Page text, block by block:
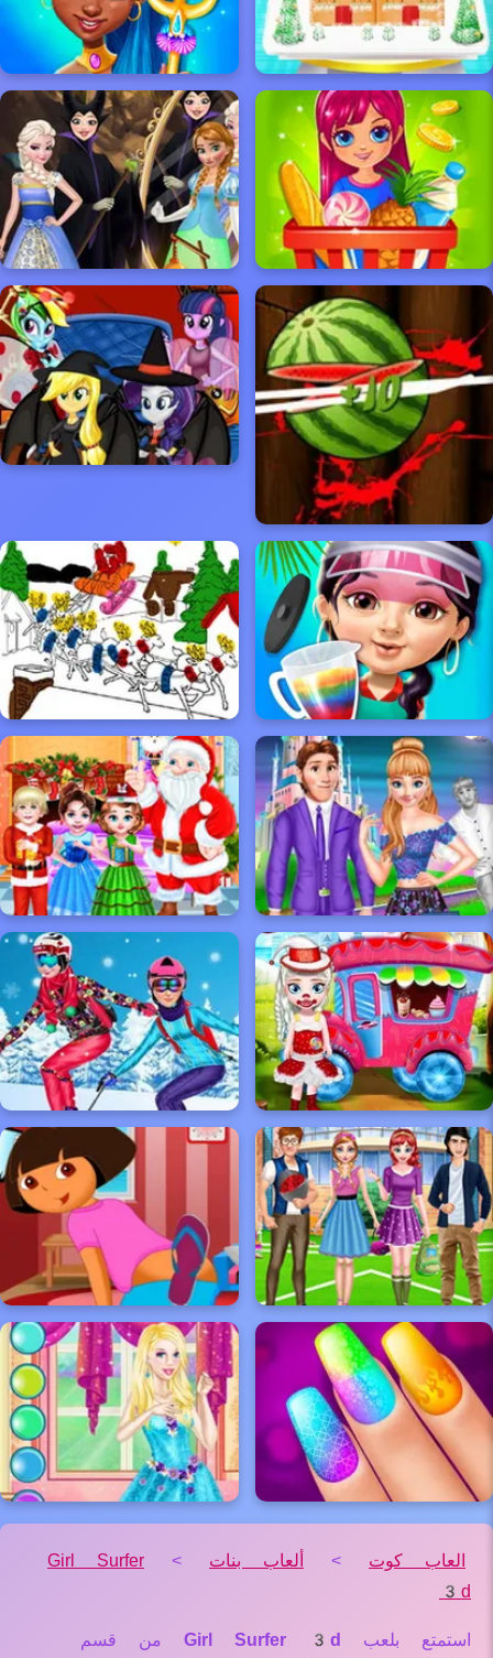
العاب كوت > ألعاب بنات >
Girl Surfer
3d
استمتع بلعب Girl Surfer 3d من قسم